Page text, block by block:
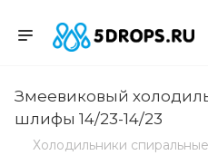
Змеевиковый
шлифы 14/23-14/23
Холодильники спиральные